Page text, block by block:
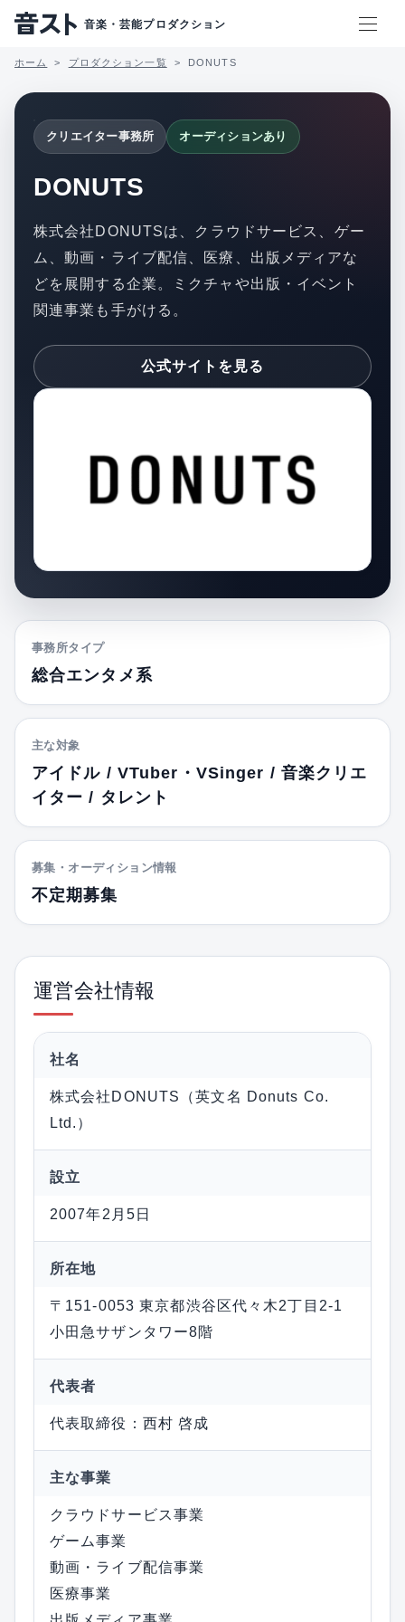
音楽・芸能プロダクション
ホーム プロダクション一覧 DONUTS
クリエイター事務所 オーディションあり
DONUTS
株式会社DONUTSは、クラウドサービス、ゲー
ム、動画・ライブ配信、医療、出版メディアな
どを展開する企業。ミクチャや出版・イベント
関連事業も手がける。
公式サイトを見る
事務所タイプ
総合エンタメ系
主な対象
アイドル / VTuber・VSinger / 音楽クリエ
イター / タレント
募集・オーディション情報
不定期募集
運営会社情報
社名
株式会社DONUTS（英文名 Donuts Co.
Ltd.）
設立
2007年2月5日
所在地
〒151-0053 東京都渋谷区代々木2丁目2-1
小田急サザンタワー8階
代表者
代表取締役：西村 啓成
主な事業
クラウドサービス事業
ゲーム事業
動画・ライブ配信事業
医療事業